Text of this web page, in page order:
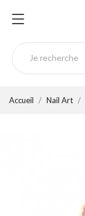
Accueil Nail Art